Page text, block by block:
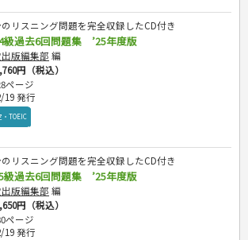
のリスニング問題を完全収録したCD付き
級過去6回問題集 ’25年度版
版編集部 編
円（税込）
ページ
19 発行
・TOEIC
のリスニング問題を完全収録したCD付き
級過去6回問題集 ’25年度版
版編集部 編
円（税込）
ページ
19 発行